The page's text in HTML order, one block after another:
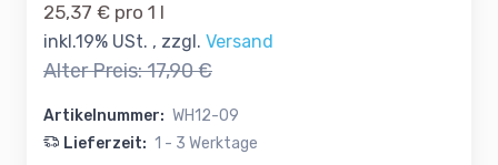
25,37 € pro 1 l
inkl.19% USt. , zzgl. Versand
Alter Preis:17,90 €
Artikelnummer: WH12-09
Lieferzeit: 1 - 3 Werktage